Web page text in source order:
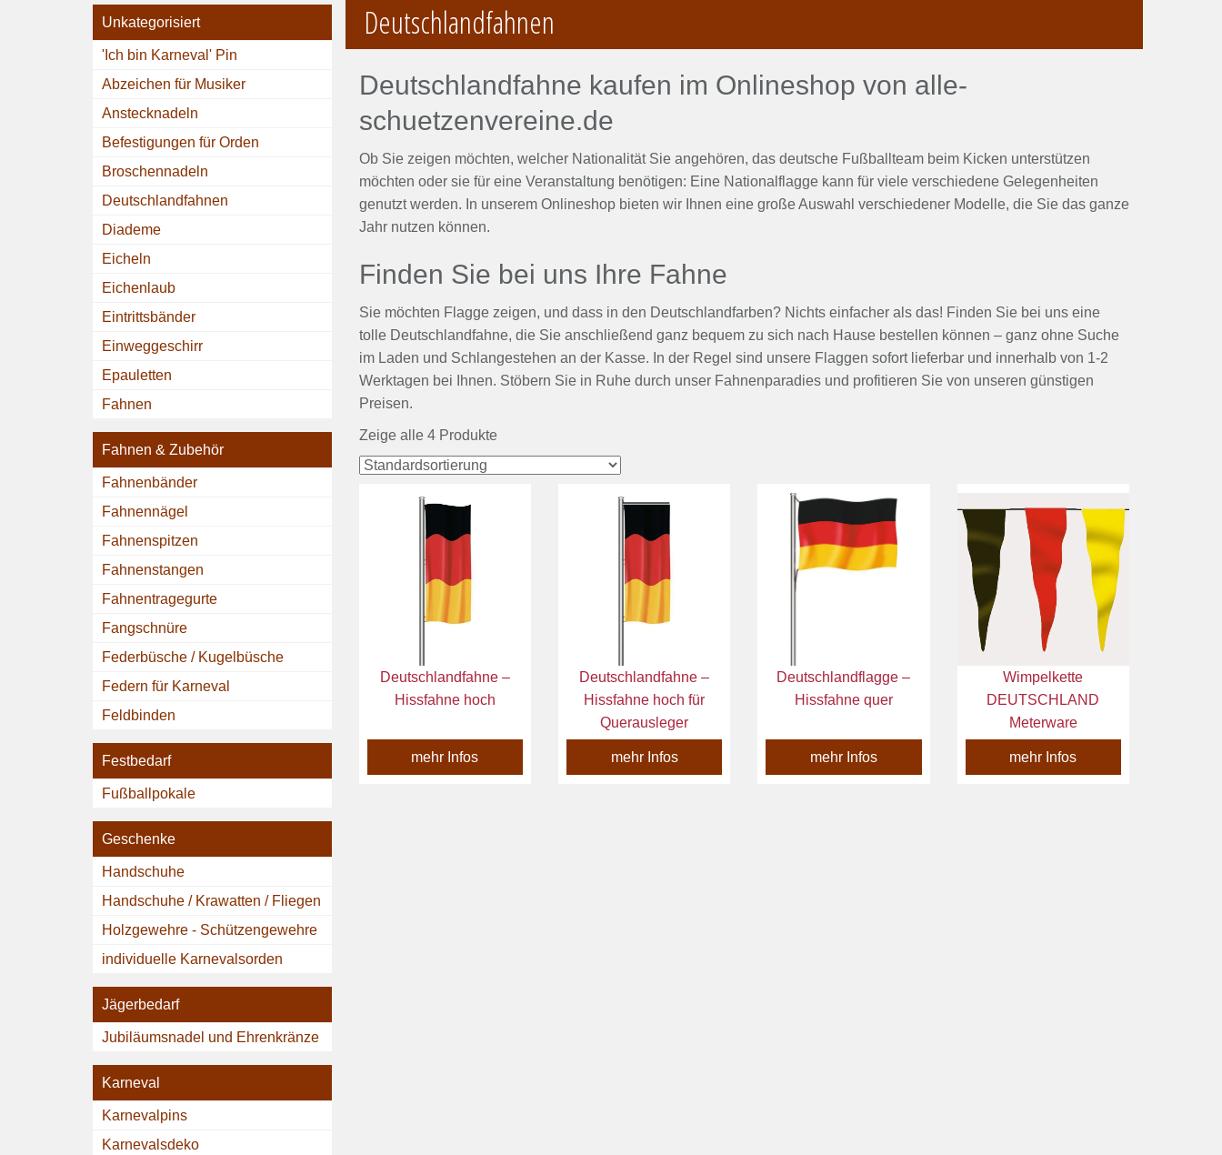
Unkategorisiert
'Ich bin Karneval' Pin
Abzeichen für Musiker
Anstecknadeln
Befestigungen für Orden
Broschennadeln
Deutschlandfahnen
Diademe
Eicheln
Eichenlaub
Eintrittsbänder
Einweggeschirr
Epauletten
Fahnen
Fahnen & Zubehör
Fahnenbänder
Fahnennägel
Fahnenspitzen
Fahnenstangen
Fahnentragegurte
Fangschnüre
Federbüsche / Kugelbüsche
Federn für Karneval
Feldbinden
Festbedarf
Fußballpokale
Geschenke
Handschuhe
Handschuhe / Krawatten / Fliegen
Holzgewehre - Schützengewehre
individuelle Karnevalsorden
Jägerbedarf
Jubiläumsnadel und Ehrenkränze
Karneval
Karnevalpins
Karnevalsdeko
Deutschlandfahnen
Deutschlandfahne kaufen im Onlineshop von alle-
schuetzenvereine.de
Ob Sie zeigen möchten, welcher Nationalität Sie angehören, das deutsche Fußballteam beim Kicken unterstützen
möchten oder sie für eine Veranstaltung benötigen: Eine Nationalflagge kann für viele verschiedene Gelegenheiten
genutzt werden. In unserem Onlineshop bieten wir Ihnen eine große Auswahl verschiedener Modelle, die Sie das ganze
Jahr nutzen können.
Finden Sie bei uns Ihre Fahne
Sie möchten Flagge zeigen, und dass in den Deutschlandfarben? Nichts einfacher als das! Finden Sie bei uns eine
tolle Deutschlandfahne, die Sie anschließend ganz bequem zu sich nach Hause bestellen können – ganz ohne Suche
im Laden und Schlangestehen an der Kasse. In der Regel sind unsere Flaggen sofort lieferbar und innerhalb von 1-2
Werktagen bei Ihnen. Stöbern Sie in Ruhe durch unser Fahnenparadies und profitieren Sie von unseren günstigen
Preisen.
Zeige alle 4 Produkte
Deutschlandfahne –
Hissfahne hoch
mehr Infos
Deutschlandfahne –
Hissfahne hoch für
Querausleger
mehr Infos
Deutschlandflagge –
Hissfahne quer
mehr Infos
Wimpelkette
DEUTSCHLAND
Meterware
mehr Infos